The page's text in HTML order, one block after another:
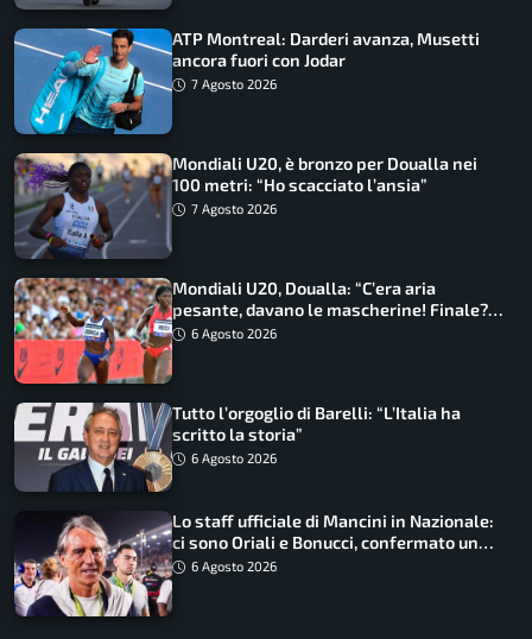
ATP Montreal: Darderi avanza, Musetti
ancora fuori con Jodar
7 Agosto 2026
Mondiali U20, è bronzo per Doualla nei
100 metri: “Ho scacciato l’ansia”
7 Agosto 2026
Mondiali U20, Doualla: “C’era aria
pesante, davano le mascherine! Finale?
Non ho nulla da perdere”
6 Agosto 2026
Tutto l’orgoglio di Barelli: “L’Italia ha
scritto la storia”
6 Agosto 2026
Lo staff ufficiale di Mancini in Nazionale:
ci sono Oriali e Bonucci, confermato un
ritorno
6 Agosto 2026